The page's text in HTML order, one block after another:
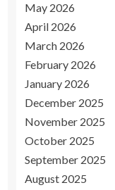
May 2026
April 2026
March 2026
February 2026
January 2026
December 2025
November 2025
October 2025
September 2025
August 2025